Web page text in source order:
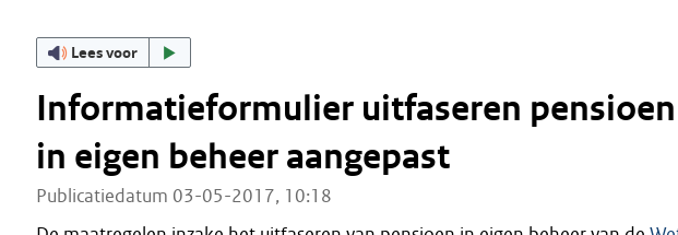
Lees voor
Informatieformulier uitfaseren pensioen
in eigen beheer aangepast
Publicatiedatum 03-05-2017, 10:18